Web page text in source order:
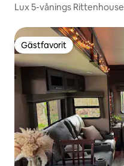
Lux 5-vånings
Gästfavorit
Gästfavorit